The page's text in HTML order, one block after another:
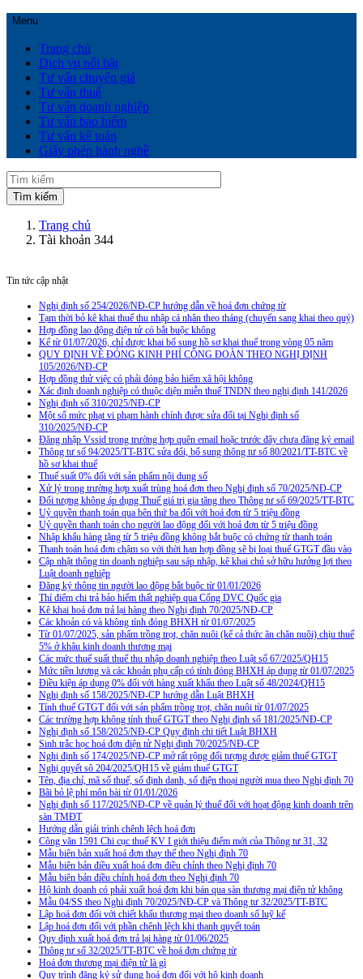
Menu
Trang chủ
Dịch vụ nổi bật
Tư vấn chuyển giá
Tư vấn thuế
Tư vấn doanh nghiệp
Tư vấn bảo hiểm
Tư vấn kế toán
Giấy phép hành nghề
Trang chủ
Tài khoản 344
Tin tức cập nhật
Nghị định số 254/2026/NĐ-CP hướng dẫn về hoá đơn chứng từ
Tạm thời bỏ kê khai thuế thu nhập cá nhân theo tháng (chuyển sang khai theo quý)
Hợp đồng lao động điện tử có bắt buộc không
Kể từ 01/07/2026, chỉ được khai bổ sung hồ sơ khai thuế trong vòng 05 năm
QUY ĐỊNH VỀ ĐÓNG KINH PHÍ CÔNG ĐOÀN THEO NGHỊ ĐỊNH
105/2026/NĐ-CP
Hợp đồng thử việc có phải đóng bảo hiểm xã hội không
Xác định doanh nghiệp có thuộc diện miễn thuế TNDN theo nghị định 141/2026
Nghị định số 310/2025/NĐ-CP
Một số mức phạt vi phạm hành chính được sửa đổi tại Nghị định số
310/2025/NĐ-CP
Đăng nhập Vssid trong trường hợp quên email hoặc trước đây chưa đăng ký email
Thông tư số 94/2025/TT-BTC sửa đổi, bổ sung thông tư số 80/2021/TT-BTC về
hồ sơ khai thuế
Thuế suất 0% đối với sản phẩm nội dung số
Xử lý trong trường hợp xuất trùng hoá đơn theo Nghị định số 70/2025/NĐ-CP
Đối tượng không áp dụng Thuế giá trị gia tăng theo Thông tư số 69/2025/TT-BTC
Uỷ quyền thanh toán qua bên thứ ba đối với hoá đơn từ 5 triệu đồng
Uỷ quyền thanh toán cho người lao động đối với hoá đơn từ 5 triệu đồng
Nhập khẩu hàng tặng từ 5 triệu đồng không bắt buộc có chứng từ thanh toán
Thanh toán hoá đơn chậm so với thời hạn hợp đồng sẽ bị loại thuế GTGT đầu vào
Cập nhật thông tin doanh nghiệp sau sáp nhập, kê khai chủ sở hữu hưởng lợi theo
Luật doanh nghiệp
Đăng ký thông tin người lao động bắt buộc từ 01/01/2026
Thí điểm chi trả bảo hiểm thất nghiệp qua Cổng DVC Quốc gia
Kê khai hoá đơn trả lại hàng theo Nghị định 70/2025/NĐ-CP
Các khoản có và không tính đóng BHXH từ 01/07/2025
Từ 01/07/2025, sản phẩm trồng trọt, chăn nuôi (kể cả thức ăn chăn nuôi) chịu thuế
5% ở khâu kinh doanh thương mại
Các mức thuế suất thuế thu nhập doanh nghiệp theo Luật số 67/2025/QH15
Mức tiền lương và các khoản phụ cấp có tính đóng BHXH áp dụng từ 01/07/2025
Điều kiện áp dụng 0% đối với hàng xuất khẩu theo Luật số 48/2024/QH15
Nghị định số 158/2025/NĐ-CP hướng dẫn Luật BHXH
Tính thuế GTGT đối với sản phẩm trồng trọt, chăn nuôi từ 01/07/2025
Các trường hợp không tính thuế GTGT theo Nghị định số 181/2025/NĐ-CP
Nghị định số 158/2025/NĐ-CP Quy định chi tiết Luật BHXH
Sinh trắc học hoá đơn điện tử Nghị định 70/2025/NĐ-CP
Nghị định số 174/2025/NĐ-CP mở rất rộng đối tượng được giảm thuế GTGT
Nghị quyết sô 204/2025/QH15 về giảm thuế GTGT
Tên, địa chỉ, mã số thuế, số định danh, số điện thoại người mua theo Nghị định 70
Bãi bỏ lệ phí môn bài từ 01/01/2026
Nghị định số 117/2025/NĐ-CP về quản lý thuế đối với hoạt động kinh doanh trên
sàn TMĐT
Hướng dẫn giải trình chênh lệch hoá đơn
Công văn 1591 Chi cục thuế KV I giới thiệu điểm mới của Thông tư 31, 32
Mẫu biên bản xuất hoá đơn thay thế theo Nghị định 70
Mẫu biên bản điều xuất hoá đơn điều chỉnh theo Nghị định 70
Mẫu biên bản điều chỉnh hoá đơn theo Nghị định 70
Hộ kinh doanh có phải xuất hoá đơn khi bán qua sàn thương mại điện tử không
Mẫu 04/SS theo Nghi định 70/2025/NĐ-CP và Thông tư 32/2025/TT-BTC
Lập hoá đơn đối với chiết khấu thương mại theo doanh số luỹ kế
Lập hoá đơn đối với phần chênh lệch khi thanh quyết toán
Quy định xuất hoá đơn trả lại hàng từ 01/06/2025
Thông tư số 32/2025/TT-BTC về hoá đơn chứng từ
Hoá đơn thương mại điện tử là gì
Quy trình đăng ký sử dụng hoá đơn đối với hộ kinh doanh